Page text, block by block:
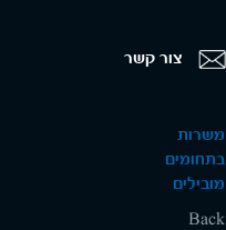
משרות
בתחומים
מובילים
Back